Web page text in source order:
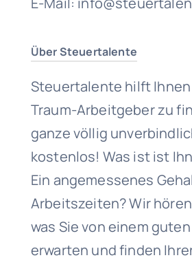
Über Steuertalente
Steuertalente hilft Ihnen
Traum-Arbeitgeber zu
ganze völlig
kostenlos! Was ist ist
Ein angemessenes
Arbeitszeiten? Wir
was Sie von einem
erwarten und finden